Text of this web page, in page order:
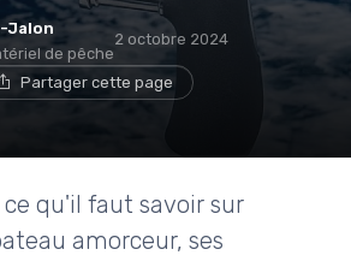
Jalon
de pêche
2 octobre 2024
Partager cette page
qu'il faut savoir sur
amorceur, ses